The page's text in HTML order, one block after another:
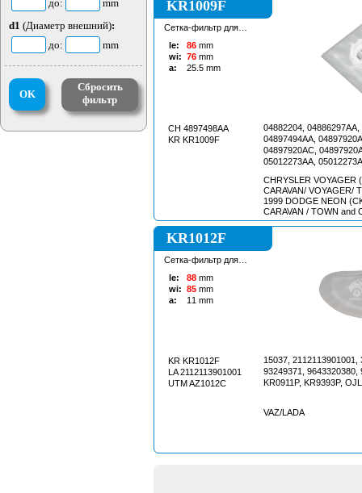
до:
mm
d1 (Диаметр внешний):
до:
mm
OK
Сбросить
фильтр
KR1009F
Сетка-фильтр для
le:
86 mm
wi: 76 mm
a:
25.5 mm
CH 4897498AA
KR KR1009F
04882204, 04886297AA,
04897494AA,
04897920AC,
05012273AA,
4897920AD,
5012273AD, 52012356,
52102193, 52102355,
CHRYSLER VOYAGER
CARAVAN/ VOYAGER/
1999 DODGE NEON (CKD) с
KR1012F
Сетка-фильтр для
le:
88 mm
wi: 85 mm
a:
11 mm
KR KR1012F
LA 2112113901001
UTM AZ1012C
15037, 2112113901001,
93249371, 9643320380,
KR0911P, KR9393P,
VAZ/LADA